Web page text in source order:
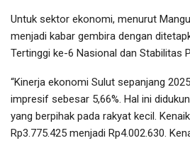
Untuk sektor ekonomi, menurut
menjadi kabar gembira dengan
Tertinggi ke-6 Nasional dan Stabilitas
“Kinerja ekonomi Sulut sepanjang
impresif sebesar 5,66%. Hal ini
yang berpihak pada rakyat kecil.
Rp3.775.425 menjadi Rp4.002.630.